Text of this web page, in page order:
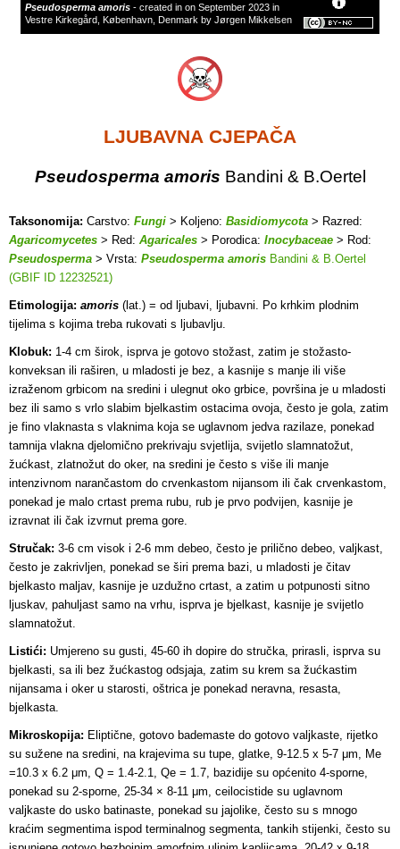
Pseudosperma amoris - created in on September 2023 in
Vestre Kirkegård, København, Denmark by Jørgen Mikkelsen
LJUBAVNA CJEPAČA
Pseudosperma amoris Bandini & B.Oertel
Taksonomija: Carstvo: Fungi > Koljeno: Basidiomycota > Razred:
Agaricomycetes > Red: Agaricales > Porodica: Inocybaceae > Rod:
Pseudosperma > Vrsta: Pseudosperma amoris Bandini & B.Oertel
(GBIF ID 12232521)
Etimologija: amoris (lat.) = od ljubavi, ljubavni. Po krhkim plodnim
tijelima s kojima treba rukovati s ljubavlju.
Klobuk: 1-4 cm širok, isprva je gotovo stožast, zatim je stožasto-
konveksan ili raširen, u mladosti je bez, a kasnije s manje ili više
izraženom grbicom na sredini i ulegnut oko grbice, površina je u mladosti
bez ili samo s vrlo slabim bjelkastim ostacima ovoja, često je gola, zatim
je fino vlaknasta s vlaknima koja se uglavnom jedva razilaze, ponekad
tamnija vlakna djelomično prekrivaju svjetlija, svijetlo slamnatožut,
žućkast, zlatnožut do oker, na sredini je često s više ili manje
intenzivnom narančastom do crvenkastom nijansom ili čak crvenkastom,
ponekad je malo crtast prema rubu, rub je prvo podvijen, kasnije je
izravnat ili čak izvrnut prema gore.
Stručak: 3-6 cm visok i 2-6 mm debeo, često je prilično debeo, valjkast,
često je zakrivljen, ponekad se širi prema bazi, u mladosti je čitav
bjelkasto maljav, kasnije je uzdužno crtast, a zatim u potpunosti sitno
ljuskav, pahuljast samo na vrhu, isprva je bjelkast, kasnije je svijetlo
slamnatožut.
Listići: Umjereno su gusti, 45-60 ih dopire do stručka, prirasli, isprva su
bjelkasti, sa ili bez žućkastog odsjaja, zatim su krem sa žućkastim
nijansama i oker u starosti, oštrica je ponekad neravna, resasta,
bjelkasta.
Mikroskopija: Eliptične, gotovo bademaste do gotovo valjkaste, rijetko
su sužene na sredini, na krajevima su tupe, glatke, 9-12.5 x 5-7 μm, Me
=10.3 x 6.2 μm, Q = 1.4-2.1, Qe = 1.7, bazidije su općenito 4-sporne,
ponekad su 2-sporne, 25-34 × 8-11 μm, ceilocistide su uglavnom
valjkaste do usko batinaste, ponekad su jajolike, često su s mnogo
kraćim segmentima ispod terminalnog segmenta, tankih stijenki, često su